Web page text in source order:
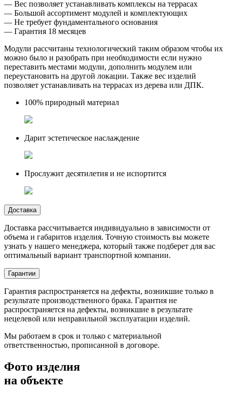
— Вес позволяет устанавливать комплексы на террасах
— Большой ассортимент модулей и комплектующих
— Не требует фундаментального основания
— Гарантия 18 месяцев
Модули рассчитаны технологический таким образом чтобы их
можно было и разобрать при необходимости если нужно
переставить местами модули, дополнить модулем или
переустановить на другой локации. Также вес изделий
позволяет устанавливать на террасах из дерева или ДПК.
100% природный материал
Дарит эстетическое наслаждение
Прослужит десятилетия и не испортится
Доставка
Доставка рассчитывается индивидуально в зависимости от
объема и габаритов изделия. Точную стоимость вы можете
узнать у нашего менеджера, который также подберет для вас
оптимальный вариант транспортной компании.
Гарантии
Гарантия распространяется на дефекты, возникшие только в
результате производственного брака. Гарантия не
распространяется на дефекты, возникшие в результате
нецелевой или неправильной эксплуатации изделий.
Мы работаем в срок и только с материальной
ответственностью, прописанной в договоре.
Фото изделия
на объекте